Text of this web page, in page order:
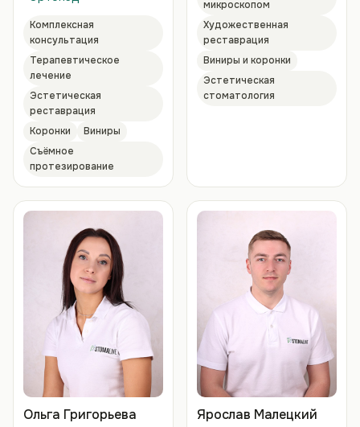
Комплексная
консультация
Терапевтическое
лечение
Эстетическая
реставрация
Коронки
Виниры
Съёмное
протезирование
микроскопом
Художественная
реставрация
Виниры и коронки
Эстетическая
стоматология
Ольга Григорьева Ярослав Малецкий